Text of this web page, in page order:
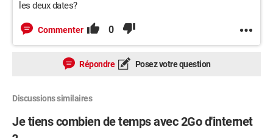
les deux dates?
Commenter 0
Répondre Posez votre question
Discussions similaires
Je tiens combien de temps avec 2Go d'internet